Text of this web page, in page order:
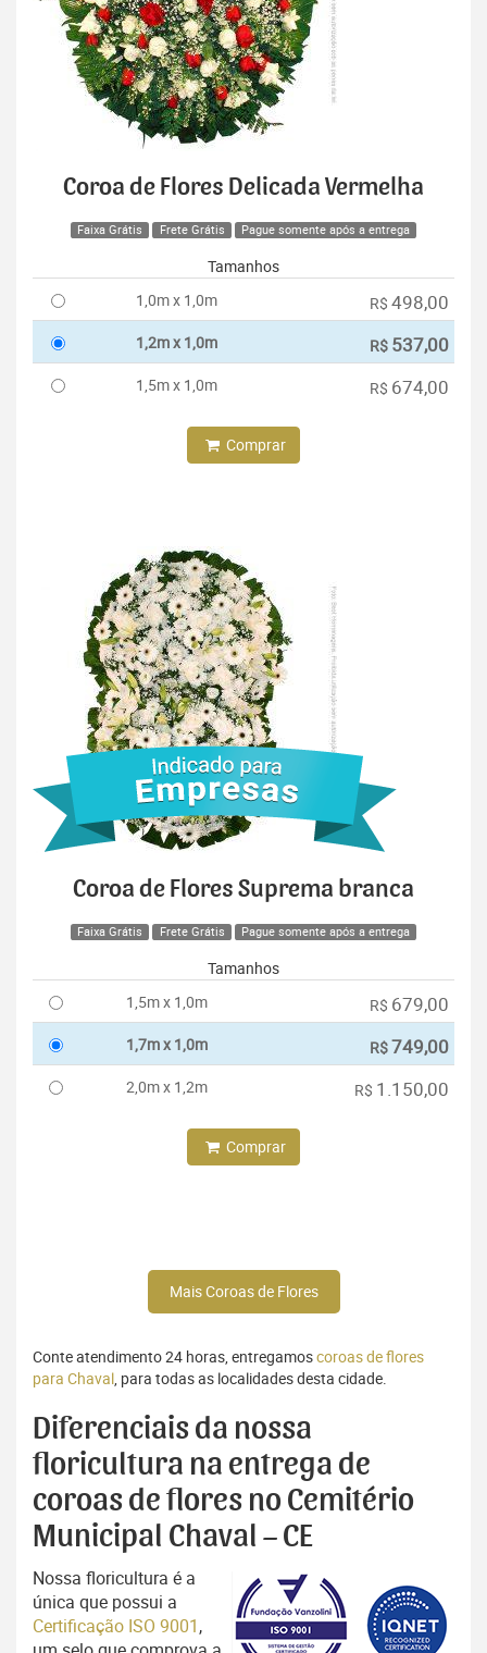
Coroa de Flores Delicada Vermelha
Faixa Grátis Frete Grátis Pague somente após a entrega
Tamanhos
1,0m x 1,0m
R$ 498,00
1,2m x 1,0m R$ 537,00
1,5m x 1,0m R$ 674,00
Comprar
Coroa de Flores Suprema branca
Faixa Grátis Frete Grátis Pague somente após a entrega
Tamanhos
1,5m x 1,0m
R$ 679,00
1,7m x 1,0m R$749,00
2,0m x 1,2m R$ 1.150,00
Comprar
Mais Coroas de Flores
Conte atendimento 24 horas, entregamoscoroas de flores
para Chaval, para todas as localidades desta cidade.
Diferenciais da nossa
floricultura na entrega de
coroas de flores no Cemitério
Municipal Chaval – CE
Nossa floricultura é a
única que possui a
Certificação ISO 9001,